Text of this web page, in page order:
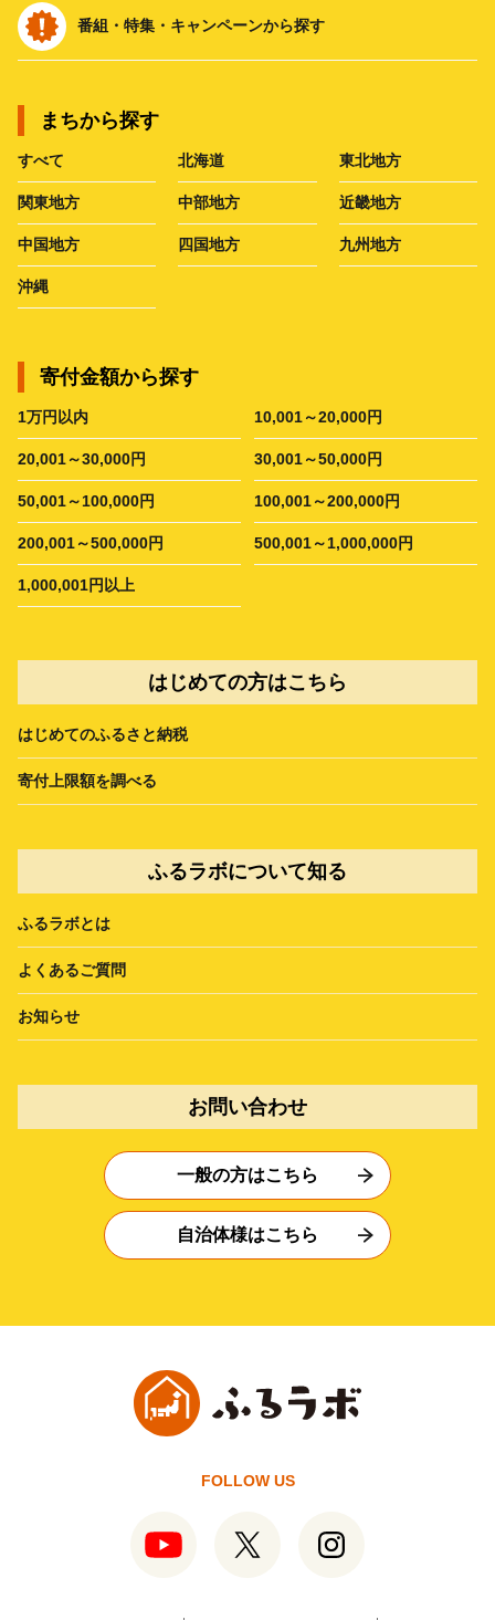
番組・特集・キャンペーンから探す
まちから探す
すべて 北海道 東北地方
関東地方 中部地方 近畿地方
中国地方 四国地方 九州地方
沖縄
寄付金額から探す
1万円以内 10,001～20,000円
20,001～30,000円 30,001～50,000円
50,001～100,000円 100,001～200,000円
200,001～500,000円 500,001～1,000,000円
1,000,001円以上
はじめての方はこちら
はじめてのふるさと納税
寄付上限額を調べる
ふるラボについて知る
ふるラボとは
よくあるご質問
お知らせ
お問い合わせ
一般の方はこちら
自治体様はこちら
FOLLOW US